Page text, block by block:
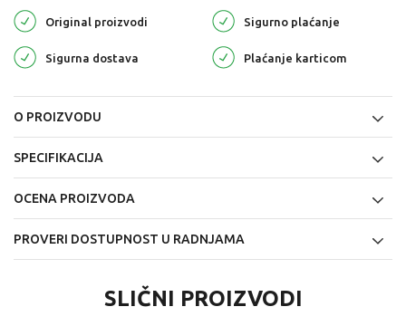
Original proizvodi Sigurno plaćanje
Sigurna dostava Plaćanje karticom
O PROIZVODU
SPECIFIKACIJA
OCENA PROIZVODA
PROVERI DOSTUPNOST U RADNJAMA
SLIČNI PROIZVODI